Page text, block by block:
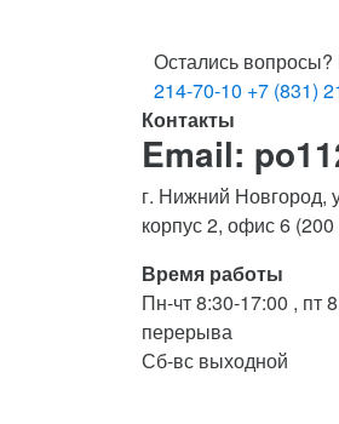
Остались
214-70-10 +7 (831)
Контакты
Email:
г. Нижний Новгород,
корпус 2, офис 6
Время работы
Пн-чт 8:30-17:00 , пт
перерыва
Сб-вс выходной